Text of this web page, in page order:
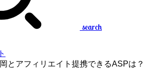
search
とアフィリエイト提携できるASPは？